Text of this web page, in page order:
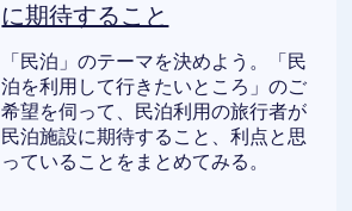
に期待すること
「民泊」のテーマを決めよう。「民
泊を利用して行きたいところ」のご
希望を伺って、民泊利用の旅行者が
民泊施設に期待すること、利点と思
っていることをまとめてみる。